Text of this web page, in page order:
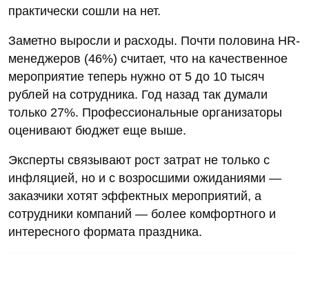
практически сошли на нет.
Заметно выросли и расходы. Почти половина HR-
менеджеров (46%) считает, что на качественное
мероприятие теперь нужно от 5 до 10 тысяч
рублей на сотрудника. Год назад так думали
только 27%. Профессиональные организаторы
оценивают бюджет еще выше.
Эксперты связывают рост затрат не только с
инфляцией, но и с возросшими ожиданиями —
заказчики хотят эффектных мероприятий, а
сотрудники компаний — более комфортного и
интересного формата праздника.